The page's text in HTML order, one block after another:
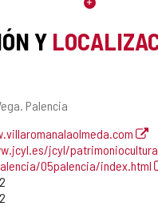
Y
Palencia
jcyl/
05palencia/index.html